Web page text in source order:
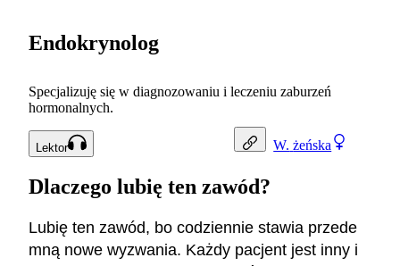
W. żeńska
Endokrynolog
Specjalizuję się w diagnozowaniu i leczeniu zaburzeń
hormonalnych.
Lektor
Dlaczego lubię ten zawód?
Lubię ten zawód, bo codziennie stawia przede
mną nowe wyzwania. Każdy pacjent jest inny i